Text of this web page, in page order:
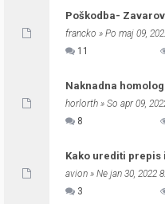
Poškodba-
francko » Po maj 09,
11
Naknadna
horlorth » So apr 09,
8
Kako urediti prepis
avion » Ne jan 30, 2022
3